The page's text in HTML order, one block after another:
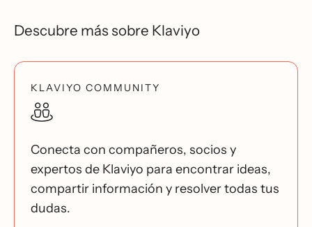
Descubre más sobre Klaviyo
KLAVIYO COMMUNITY
Conecta con compañeros, socios y
expertos de Klaviyo para encontrar ideas,
compartir información y resolver todas tus
dudas.